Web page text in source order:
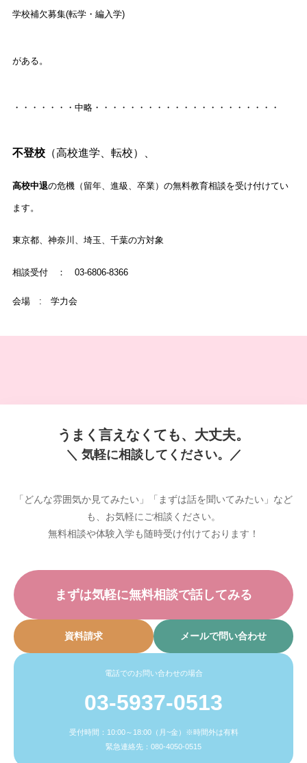
学校補欠募集(転学・編入学)
がある。
・・・・・・・中略・・・・・・・・・・・・・・・・・・・・・
不登校（高校進学、転校）、
高校中退の危機（留年、進級、卒業）の無料教育相談を受け付けてい
ます。
東京都、神奈川、埼玉、千葉の方対象
相談受付 ： 03-6806-8366
会場 : 学力会
うまく言えなくても、大丈夫。
＼ 気軽に相談してください。／
「どんな雰囲気か見てみたい」「まずは話を聞いてみたい」など
も、お気軽にご相談ください。
無料相談や体験入学も随時受け付けております！
まずは気軽に無料相談で話してみる
資料請求 メールで問い合わせ
電話でのお問い合わせの場合
03-5937-0513
受付時間：10:00～18:00（月~金）※時間外は有料
緊急連絡先：080-4050-0515